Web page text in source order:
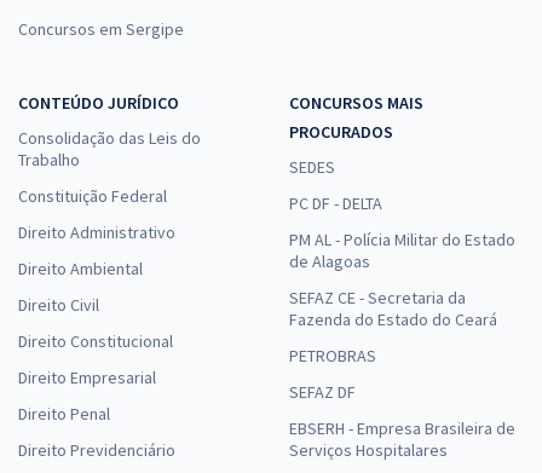
Concursos em Sergipe
CONTEÚDO JURÍDICO
Consolidação das Leis do
Trabalho
Constituição Federal
Direito Administrativo
Direito Ambiental
Direito Civil
Direito Constitucional
Direito Empresarial
Direito Penal
Direito Previdenciário
CONCURSOS MAIS
PROCURADOS
SEDES
PC DF - DELTA
PM AL - Polícia Militar do Estado
de Alagoas
SEFAZ CE - Secretaria da
Fazenda do Estado do Ceará
PETROBRAS
SEFAZ DF
EBSERH - Empresa Brasileira de
Serviços Hospitalares